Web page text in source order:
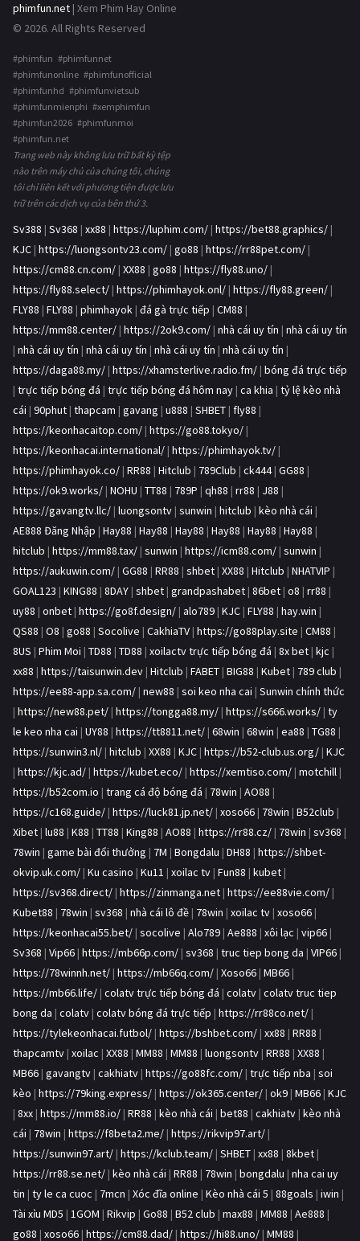
phimfun.net | Xem Phim Hay Online
© 2026. All Rights Reserved
#phimfun #phimfunnet
#phimfunonline #phimfunofficial
#phimfunhd #phimfunvietsub
#phimfunmienphi #xemphimfun
#phimfun2026 #phimfunmoi
#phimfun.net
Trang web này không lưu trữ bất kỳ tệp
nào trên máy chủ của chúng tôi, chúng
tôi chỉ liên kết với phương tiện được lưu
trữ trên các dịch vụ của bên thứ 3.
Sv388 | Sv368 | xx88 | https://luphim.com/ | https://bet88.graphics/ |
KJC | https://luongsontv23.com/ | go88 | https://rr88pet.com/ |
https://cm88.cn.com/ | XX88 | go88 | https://fly88.uno/ |
https://fly88.select/ | https://phimhayok.onl/ | https://fly88.green/ |
FLY88 | FLY88 | phimhayok | đá gà trực tiếp | CM88 |
https://mm88.center/ | https://2ok9.com/ | nhà cái uy tín | nhà cái uy tín
| nhà cái uy tín | nhà cái uy tín | nhà cái uy tín | nhà cái uy tín |
https://daga88.my/ | https://xhamsterlive.radio.fm/ | bóng đá trực tiếp
| trực tiếp bóng đá | trực tiếp bóng đá hôm nay | ca khia | tỷ lệ kèo nhà
cái | 90phut | thapcam | gavang | u888 | SHBET | fly88 |
https://keonhacaitop.com/ | https://go88.tokyo/ |
https://keonhacai.international/ | https://phimhayok.tv/ |
https://phimhayok.co/ | RR88 | Hitclub | 789Club | ck444| GG88 |
https://ok9.works/ | NOHU | TT88 | 789P | qh88 | rr88 | J88 |
https://gavangtv.llc/ | luongsontv | sunwin | hitclub | kèo nhà cái |
AE888 Đăng Nhập | Hay88 | Hay88 | Hay88 | Hay88 | Hay88 | Hay88 |
hitclub | https://mm88.tax/ | sunwin | https://icm88.com/ | sunwin |
https://aukuwin.com/ | GG88 | RR88 | shbet | XX88 | Hitclub | NHATVIP |
GOAL123 | KING88 | 8DAY | shbet | grandpashabet | 86bet | o8 | rr88 |
uy88 | onbet | https://go8f.design/ | alo789 | KJC | FLY88 | hay.win |
QS88 | O8 | go88 | Socolive | CakhiaTV | https://go88play.site | CM88 |
8US | Phim Moi | TD88 | TD88 | xoilactv trực tiếp bóng đá | 8x bet | kjc |
xx88 | https://taisunwin.dev | Hitclub | FABET | BIG88 | Kubet | 789 club |
https://ee88-app.sa.com/ | new88 | soi keo nha cai | Sunwin chính thức
| https://new88.pet/ | https://tongga88.my/ | https://s666.works/ | ty
le keo nha cai | UY88 | https://tt8811.net/ | 68win | 68win | ea88 | TG88 |
https://sunwin3.nl/ | hitclub | XX88 | KJC | https://b52-club.us.org/ | KJC
| https://kjc.ad/ | https://kubet.eco/ | https://xemtiso.com/ | motchill |
https://b52com.io | trang cá độ bóng đá | 78win | AO88 |
https://c168.guide/ | https://luck81.jp.net/ | xoso66 | 78win | B52club |
Xibet | lu88 | K88 | TT88 | King88 | AO88 | https://rr88.cz/ | 78win | sv368 |
78win | game bài đổi thưởng | 7M | Bongdalu | DH88 | https://shbet-
okvip.uk.com/ | Ku casino | Ku11 | xoilac tv | Fun88 | kubet |
https://sv368.direct/ | https://zinmanga.net | https://ee88vie.com/ |
Kubet88 | 78win | sv368 | nhà cái lô đề | 78win | xoilac tv | xoso66 |
https://keonhacai55.bet/ | socolive | Alo789 | Ae888 | xôi lạc | vip66 |
Sv368 | Vip66 | https://mb66p.com/ | sv368 | truc tiep bong da | VIP66 |
https://78winnh.net/ | https://mb66q.com/ | Xoso66 | MB66 |
https://mb66.life/ | colatv trực tiếp bóng đá | colatv | colatv truc tiep
bong da | colatv | colatv bóng đá trực tiếp | https://rr88co.net/ |
https://tylekeonhacai.futbol/ | https://bshbet.com/ | xx88 | RR88 |
thapcamtv | xoilac | XX88 | MM88 | MM88 | luongsontv | RR88 | XX88 |
MB66 | gavangtv | cakhiatv | https://go88fc.com/ | trực tiếp nba | soi
kèo | https://79king.express/ | https://ok365.center/ | ok9 | MB66 | KJC
| 8xx | https://mm88.io/ | RR88 | kèo nhà cái | bet88 | cakhiatv | kèo nhà
cái | 78win | https://f8beta2.me/ | https://rikvip97.art/ |
https://sunwin97.art/ | https://kclub.team/ | SHBET | xx88 | 8kbet |
https://rr88.se.net/ | kèo nhà cái | RR88 | 78win | bongdalu | nha cai uy
tin | ty le ca cuoc | 7mcn | Xóc đĩa online | Kèo nhà cái 5 | 88goals | iwin |
Tài xỉu MD5 | 1GOM | Rikvip | Go88 | B52 club | max88 | MM88 | Ae888 |
go88 | xoso66 | https://cm88.dad/ | https://hi88.uno/ | MM88 |